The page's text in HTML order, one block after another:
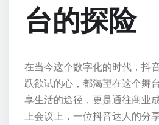
台的探险
在当今这个数字化的时代，抖
跃欲试的心，都渴望在这个舞
享生活的途径，更是通往商业
上会议上，一位抖音达人的分